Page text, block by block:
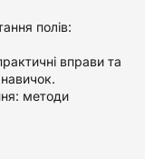
полів:
вправи та
методи